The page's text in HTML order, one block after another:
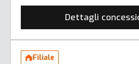
Dettagli
Filiale